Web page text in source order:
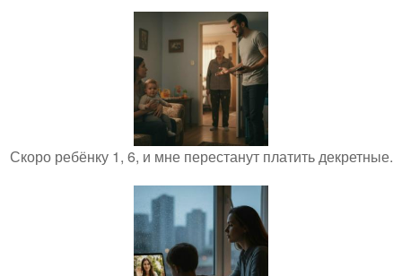
Скоро ребёнку 1, 6, и мне перестанут платить декретные.